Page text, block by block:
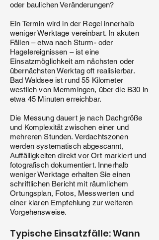
oder baulichen Veränderungen?
Ein Termin wird in der Regel innerhalb
weniger Werktage vereinbart. In akuten
Fällen – etwa nach Sturm- oder
Hagelereignissen – ist eine
Einsatzmöglichkeit am nächsten oder
übernächsten Werktag oft realisierbar.
Bad Waldsee ist rund 55 Kilometer
westlich von Memmingen, über die B30 in
etwa 45 Minuten erreichbar.
Die Messung dauert je nach Dachgröße
und Komplexität zwischen einer und
mehreren Stunden. Verdachtszonen
werden systematisch abgescannt,
Auffälligkeiten direkt vor Ort markiert und
fotografisch dokumentiert. Innerhalb
weniger Werktage erhalten Sie einen
schriftlichen Bericht mit räumlichem
Ortungsplan, Fotos, Messwerten und
einer klaren Empfehlung zur weiteren
Vorgehensweise.
Typische Einsatzfälle: Wann